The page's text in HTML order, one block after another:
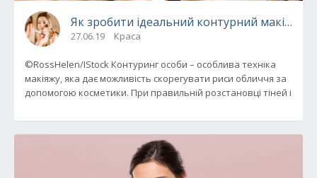
Як зробити ідеальний контурний макіяж
27.06.19 Краса
©RossHelen/IStock Контуринг особи – особлива техніка
макіяжу, яка дає можливість скорегувати риси обличчя за
допомогою косметики. При правильній розстановці тіней і